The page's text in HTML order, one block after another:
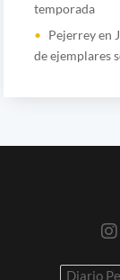
temporada
Pejerrey en
de ejemplares
Diario